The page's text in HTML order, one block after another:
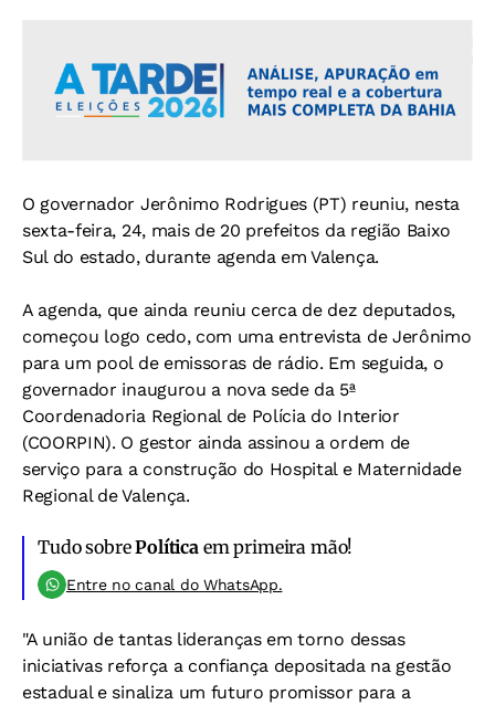
O governador Jerônimo Rodrigues (PT) reuniu, nesta
sexta-feira, 24, mais de 20 prefeitos da região Baixo
Sul do estado, durante agenda em Valença.
A agenda, que ainda reuniu cerca de dez deputados,
começou logo cedo, com uma entrevista de Jerônimo
para um pool de emissoras de rádio. Em seguida, o
governador inaugurou a nova sede da 5ª
Coordenadoria Regional de Polícia do Interior
(COORPIN). O gestor ainda assinou a ordem de
serviço para a construção do Hospital e Maternidade
Regional de Valença.
Tudo sobrePolíticaem primeira mão!
Entre no canal do WhatsApp.
"A união de tantas lideranças em torno dessas
iniciativas reforça a confiança depositada na gestão
estadual e sinaliza um futuro promissor para a